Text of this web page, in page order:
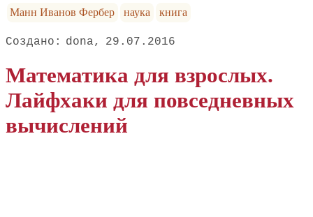
Манн Иванов Фербер
наука книга
dona 29.07.2016
Математика для взрослых.
Лайфхаки для повседневных
вычислений